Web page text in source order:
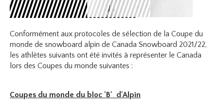
Conformément aux protocoles de sélection de la Coupe du
monde de snowboard alpin de Canada Snowboard 2021/22,
les athlètes suivants ont été invités à représenter le Canada
lors des Coupes du monde suivantes :
Coupes du monde du bloc 'B' d'Alpin